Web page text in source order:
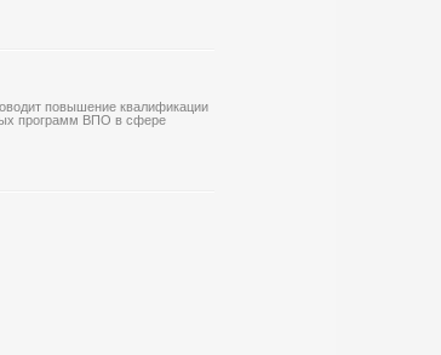
повышение квалификации
программ ВПО в сфере